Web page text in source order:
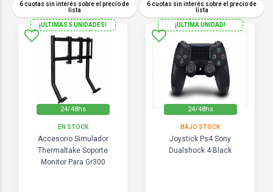
6 cuotas sin interés sobre el precio de
lista
6 cuotas sin interés sobre el precio de
lista
24/48hs
¡ULTIMAS 5 UNIDADES!
EN STOCK
Accesorio Simulador
Thermaltake Soporte
Monitor Para Gr300
24/48hs
¡ULTIMA UNIDAD!
BAJO STOCK
Joystick Ps4 Sony
Dualshock 4 Black